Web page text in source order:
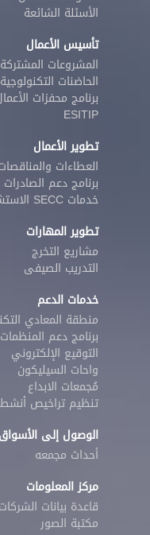
الأسئلة الشائعة
تأسيس الأعمال
المشروعات
الحاضنات التكنولوجية
برنامج محفزات
ESITIP
تطوير الأعمال
العطاءات
برنامج دعم
خدمات SECC الاستشارية
تطوير المهارات
مشاريع التخرج
التدريب الصيفى
خدمات الدعم
منطقة المعادي
برنامج دعم
التوقيع الإلكتروني
واحات السيليكون
مُجمعات الابداع
تنظيم تراخيص
الوصول إلى الأسواق
أحداث مجمعه
مركز المعلومات
قاعدة بيانات الشركات
مكتبة الصور